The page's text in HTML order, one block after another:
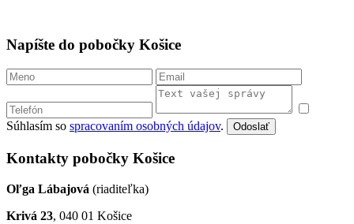
Napíšte do pobočky Košice
Súhlasím so spracovaním osobných údajov. Odoslať
Kontakty pobočky Košice
Oľga Lábajová (riaditeľka)
Krivá 23, 040 01 Košice